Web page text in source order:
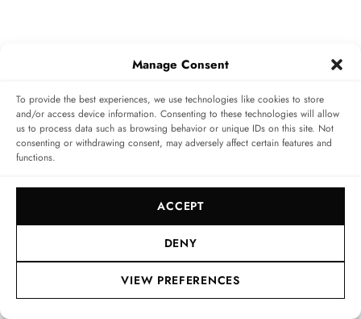
Manage Consent
To provide the best experiences, we use technologies like cookies to store
and/or access device information. Consenting to these technologies will allow
us to process data such as browsing behavior or unique IDs on this site. Not
consenting or withdrawing consent, may adversely affect certain features and
functions.
ACCEPT
DENY
VIEW PREFERENCES
Bitte logge dich ein, um zu kommentieren
0COMMENTS
Nächster Artikel